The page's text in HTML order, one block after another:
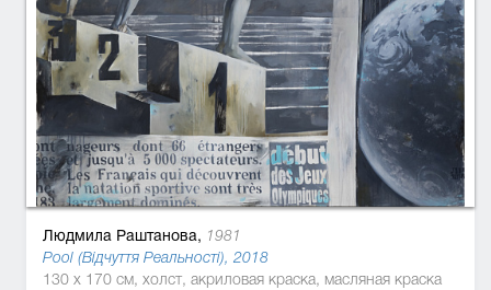
Людмила Раштанова, 1981
Pool (Відчуття Реальності), 2018
130 x 170 см, холст, акриловая краска, масляная краска